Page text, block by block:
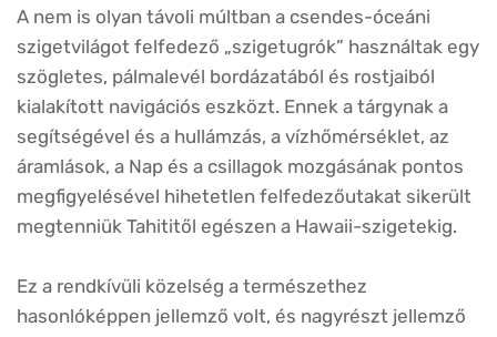
A nem is olyan távoli múltban a csendes-óceáni
szigetvilágot felfedező „szigetugrók” használtak egy
szögletes, pálmalevél bordázatából és rostjaiból
kialakított navigációs eszközt. Ennek a tárgynak a
segítségével és a hullámzás, a vízhőmérséklet, az
áramlások, a Nap és a csillagok mozgásának pontos
megfigyelésével hihetetlen felfedezőutakat sikerült
megtenniük Tahititől egészen a Hawaii-szigetekig.
Ez a rendkívüli közelség a természethez
hasonlóképpen jellemző volt, és nagyrészt jellemző